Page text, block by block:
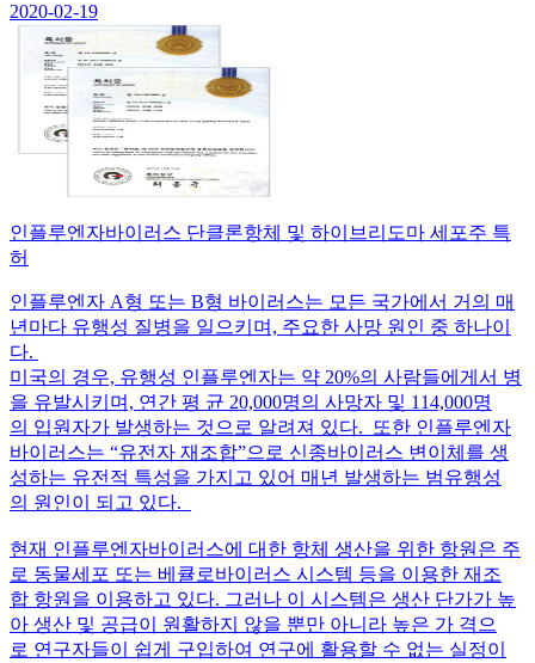
2020-02-19
인플루엔자바이러스 단클론항체 및 하이브리도마 세포주 특
허
인플루엔자 A형 또는 B형 바이러스는 모든 국가에서 거의 매
년마다 유행성 질병을 일으키며, 주요한 사망 원인 중 하나이
다.
미국의 경우, 유행성 인플루엔자는 약 20%의 사람들에게서 병
을 유발시키며, 연간 평 균 20,000명의 사망자 및 114,000명
의 입원자가 발생하는 것으로 알려져 있다. 또한 인플루엔자
바이러스는 “유전자 재조합”으로 신종바이러스 변이체를 생
성하는 유전적 특성을 가지고 있어 매년 발생하는 범유행성
의 원인이 되고 있다.
현재 인플루엔자바이러스에 대한 항체 생산을 위한 항원은 주
로 동물세포 또는 베큘로바이러스 시스템 등을 이용한 재조
합 항원을 이용하고 있다. 그러나 이 시스템은 생산 단가가 높
아 생산 및 공급이 원활하지 않을 뿐만 아니라 높은 가 격으
로 연구자들이 쉽게 구입하여 연구에 활용할 수 없는 실정이